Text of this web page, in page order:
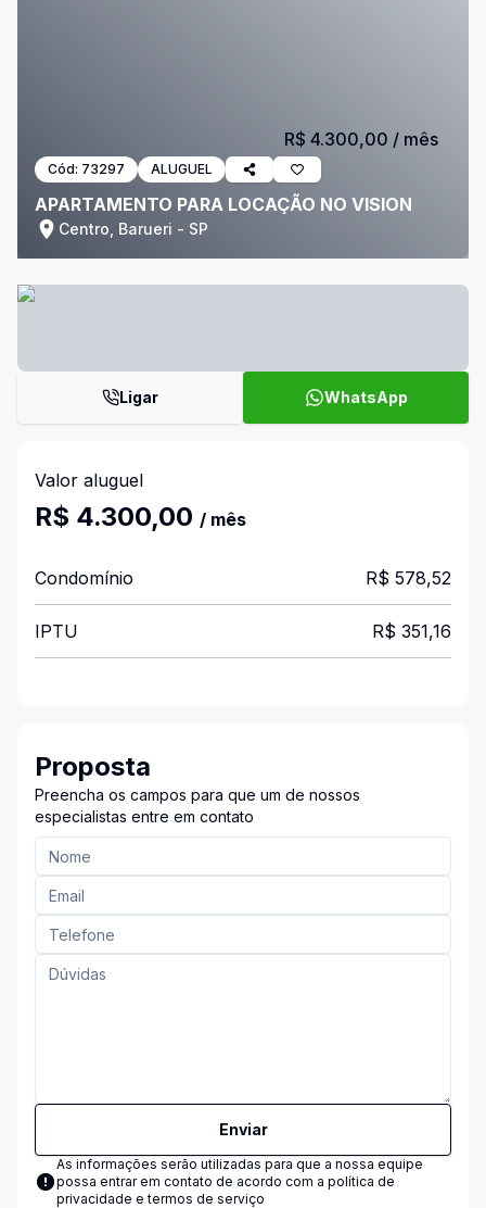
Cód: 73297 ALUGUEL
APARTAMENTO PARA LOCAÇÃO NO VISION
Centro, Barueri - SP
R$ 4.300,00 / mês
Ligar WhatsApp
Valor aluguel
R$ 4.300,00 / mês
Condomínio R$ 578,52
IPTU R$ 351,16
Proposta
Preencha os campos para que um de nossos
especialistas entre em contato
Enviar
As informações serão utilizadas para que a nossa equipe
possa entrar em contato de acordo com a política de
privacidade e termos de serviço